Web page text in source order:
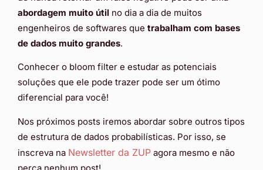
abordagem muito útil no dia a dia de muitos
engenheiros de softwares que trabalham com bases
de dados muito grandes.
Conhecer o bloom filter e estudar as potenciais
soluções que ele pode trazer pode ser um ótimo
diferencial para você!
Nos próximos posts iremos abordar sobre outros tipos
de estrutura de dados probabilísticas. Por isso, se
inscreva na Newsletter da ZUP agora mesmo e não
perca nenhum post!